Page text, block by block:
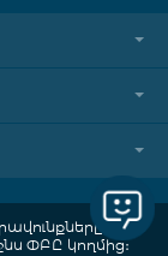
ՓԲԸ կողմից։